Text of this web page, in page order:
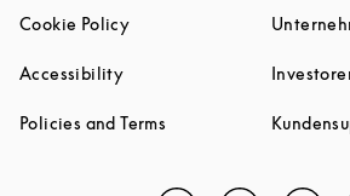
Cookie PolicyLink Opens in New Tab
AccessibilityLink Opens in New Tab
Policies and Terms Link Opens in New Tab